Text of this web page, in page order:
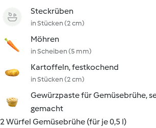
Steckrüben
in Stücken (2 cm)
Möhren
in Scheiben (5 mm)
Kartoffeln, festkochend
in Stücken (2 cm)
Gewürzpaste für Gemüsebrühe,
gemacht
2 Würfel Gemüsebrühe (für je 0,5 l)